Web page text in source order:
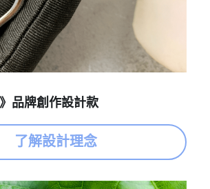
品牌創作設計款
了解設計理念